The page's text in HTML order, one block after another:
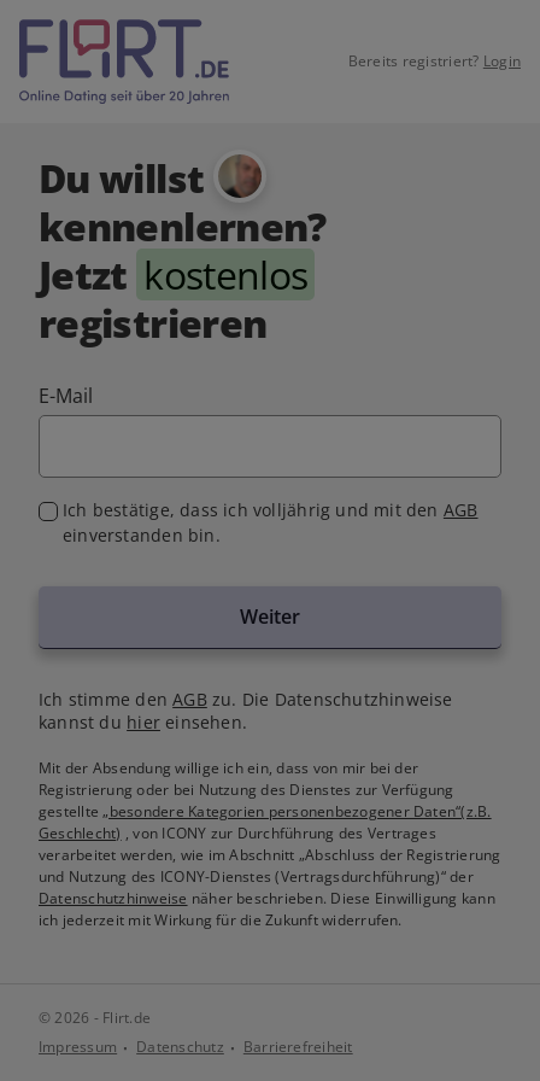
Bereits registriert? Login
Du willst
kennenlernen?
Jetzt kostenlos
registrieren
E-Mail
Ich bestätige, dass ich volljährig und mit den AGB
einverstanden bin.
Weiter
Ich stimme denAGB zu. Die Datenschutzhinweise
kannst du hiereinsehen.
Mit der Absendung willige ich ein, dass von mir bei der
Registrierung oder bei Nutzung des Dienstes zur Verfügung
gestellte„besondere Kategorien personenbezogener Daten“(z.B.
Geschlecht) , von ICONY zur Durchführung des Vertrages
verarbeitet werden, wie im Abschnitt „Abschluss der Registrierung
und Nutzung des ICONY-Dienstes (Vertragsdurchführung)“ der
Datenschutzhinweise näher beschrieben. Diese Einwilligung kann
ich jederzeit mit Wirkung für die Zukunft widerrufen.
© 2026 - Flirt.de
Impressum
Datenschutz Barrierefreiheit